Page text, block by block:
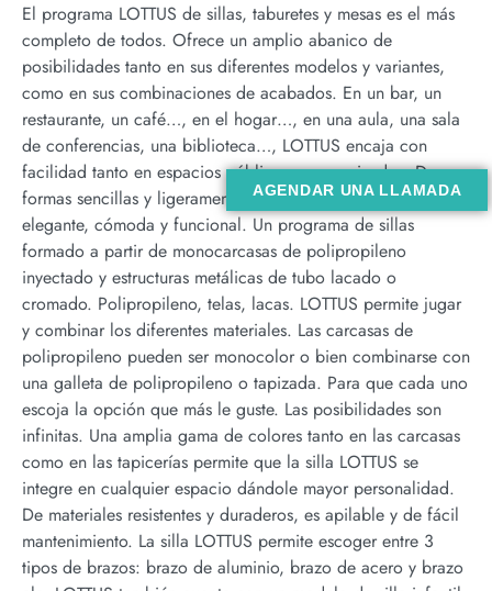
AGENDAR UNA LLAMADA
El programa LOTTUS de sillas, taburetes y mesas es el más
completo de todos. Ofrece un amplio abanico de
posibilidades tanto en sus diferentes modelos y variantes,
como en sus combinaciones de acabados. En un bar, un
restaurante, un café…, en el hogar…, en una aula, una sala
de conferencias, una biblioteca…, LOTTUS encaja con
facilidad tanto en espacios públicos como privados. De
formas sencillas y ligeramente onduladas, LOTTUS es
elegante, cómoda y funcional. Un programa de sillas
formado a partir de monocarcasas de polipropileno
inyectado y estructuras metálicas de tubo lacado o
cromado. Polipropileno, telas, lacas. LOTTUS permite jugar
y combinar los diferentes materiales. Las carcasas de
polipropileno pueden ser monocolor o bien combinarse con
una galleta de polipropileno o tapizada. Para que cada uno
escoja la opción que más le guste. Las posibilidades son
infinitas. Una amplia gama de colores tanto en las carcasas
como en las tapicerías permite que la silla LOTTUS se
integre en cualquier espacio dándole mayor personalidad.
De materiales resistentes y duraderos, es apilable y de fácil
mantenimiento. La silla LOTTUS permite escoger entre 3
tipos de brazos: brazo de aluminio, brazo de acero y brazo